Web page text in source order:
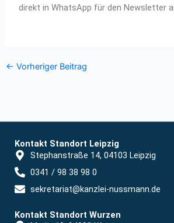
direkt in WhatsApp für den Newsletter
← Vorheriger Beitrag
Kontakt Standort Leipzig
Stephanstraße 14, 04103 Leipzig
0341 / 98 38 98 0
sekretariat@kanzlei-nussmann.de
Kontakt Standort Wurzen